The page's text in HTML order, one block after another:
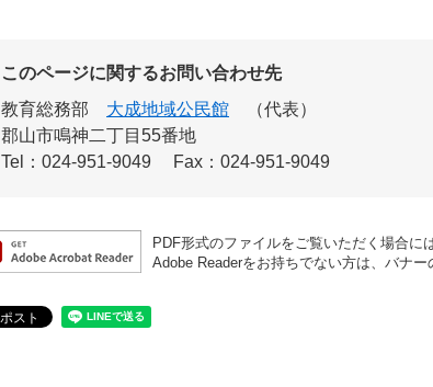
このページに関するお問い合わせ先
教育総務部
大成地域公民館
代表
郡山市鳴神二丁目55番地
Tel：024-951-9049
Fax：024-951-9049
PDF形式のファイルをご覧いただく場合に
Adobe Readerをお持ちでない方は、バナ